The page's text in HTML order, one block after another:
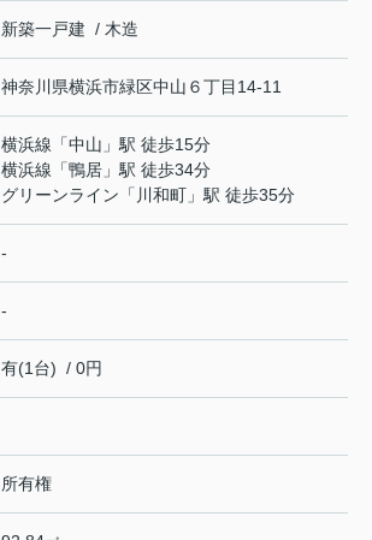
新築一戸建 / 木造
神奈川県横浜市緑区中山 ６丁目14-11
横浜線 「中山 」駅 徒歩15分
横浜線 「鴨居 」駅 徒歩34分
グリーンライン 「 川和町 」駅 徒歩35分
-
-
有(1台) / 0円
所有権